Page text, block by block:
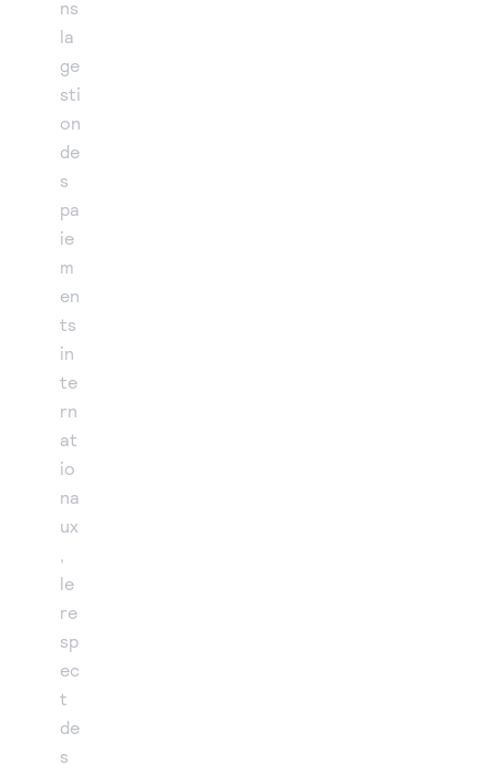
ns
la
ge
sti
on
de
s
pa
ie
m
en
ts
in
te
rn
at
io
na
ux
,
le
re
sp
ec
t
de
s